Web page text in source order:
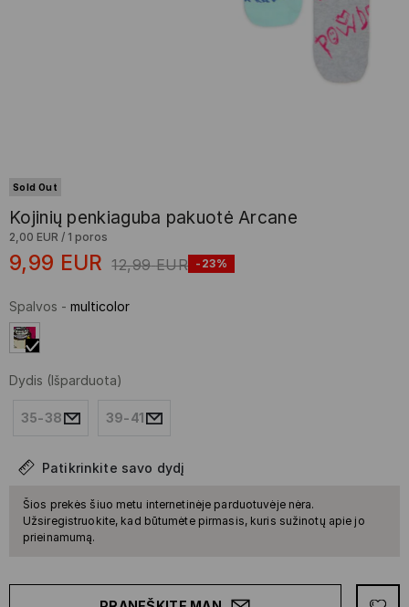
Sold Out
Kojinių penkiaguba pakuotė Arcane
2,00 EUR / 1 poros
9,99 EUR 12,99 EUR -23%
Spalvos - multicolor
Dydis (Išparduota)
35-38 39-41
Patikrinkite savo dydį
Šios prekės šiuo metu internetinėje parduotuvėje nėra.
Užsiregistruokite, kad būtumėte pirmasis, kuris sužinotų apie jo
prieinamumą.